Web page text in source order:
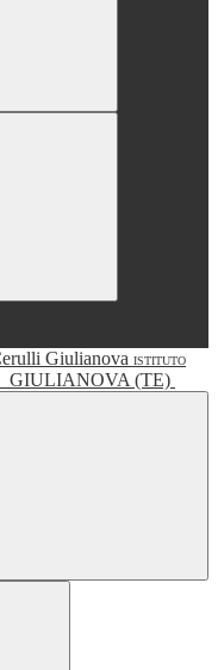
ISTITUTO
GIULIANOVA (TE)